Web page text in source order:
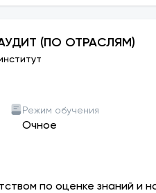
(ПО ОТРАСЛЯМ)
Режим обучения
Очное
по оценке знаний и